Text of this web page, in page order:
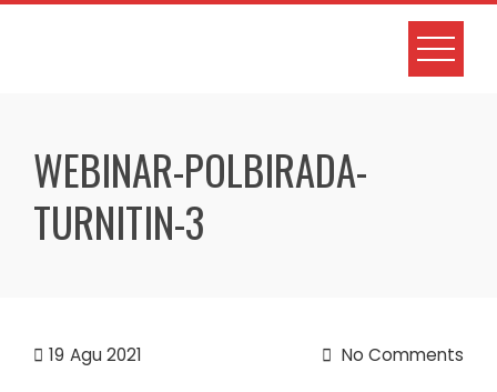
Skip
WEBINAR-POLBIRADA-
TURNITIN-3
19 Agu 2021 No Comments